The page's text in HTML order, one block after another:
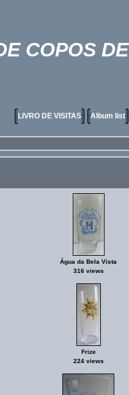
COPOS
LIVRO DE VISITAS Album list
Água da Bela Vista
316 views
Frize
224 views